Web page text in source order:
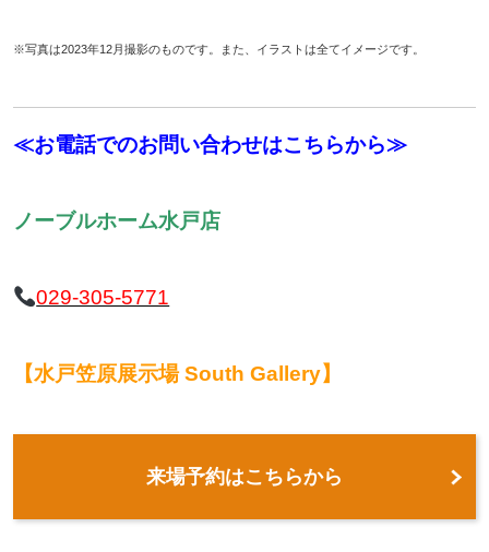
※写真は2023年12月撮影のものです。また、イラストは全てイメージです。
≪お電話でのお問い合わせはこちらから≫
ノーブルホーム水戸店
029-305-5771
【水戸笠原展示場 South Gallery】
来場予約はこちらから